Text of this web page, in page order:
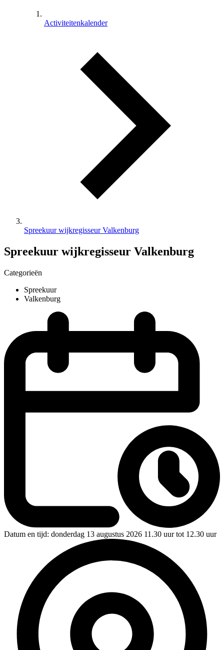
Activiteitenkalender
Spreekuur wijkregisseur Valkenburg
Spreekuur wijkregisseur Valkenburg
Categorieën
Spreekuur
Valkenburg
Datum en tijd: donderdag 13 augustus 2026 11.30 uur tot 12.30 uur